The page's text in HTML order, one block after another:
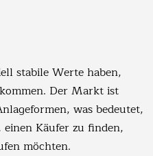
stabile Werte haben,
Der Markt ist
was bedeutet,
einen Käufer zu finden,
möchten.